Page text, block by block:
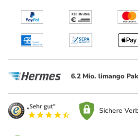
6.2 Mio. limango
Sichere